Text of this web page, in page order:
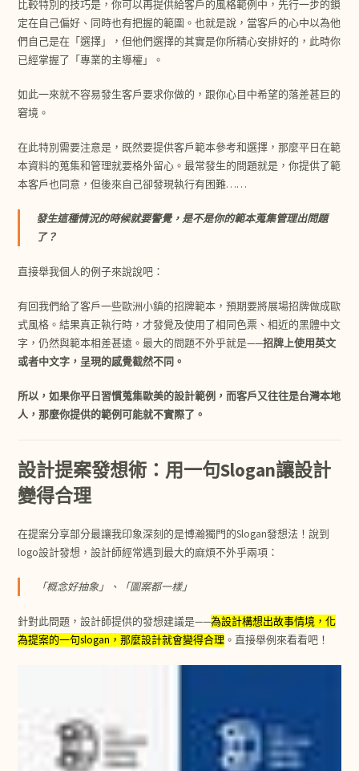
比較特別的技巧是，你可以再提供給客戶的風格範例中，先行一步的鎖
定在自己偏好、同時也有把握的範圍。也就是說，當客戶的心中以為他
們自己是在「選擇」，但他們選擇的其實是你所精心安排好的，此時你
已經掌握了「專業的主導權」。
如此一來就不容易發生客戶要求你做的，跟你心目中希望的落差甚巨的
窘境。
在此特別需要注意是，既然要提供客戶範本參考和選擇，那麼平日在範
本資料的蒐集和管理就要格外留心。最常發生的問題就是，你提供了範
本客戶也同意，但後來自己卻發現執行有困難……
發生這種情況的時候就要警覺，是不是你的範本蒐集管理出問題
了？
直接舉我個人的例子來說說吧：
有回我們給了客戶一些歐洲小鎮的招牌範本，預期要將展場招牌做成歐
式風格。結果真正執行時，才發覺及使用了相同色票、相近的黑體中文
字，仍然與範本相差甚遠。最大的問題不外乎就是——招牌上使用英文
或者中文字，呈現的感覺截然不同。
所以，如果你平日習慣蒐集歐美的設計範例，而客戶又往往是台灣本地
人，那麼你提供的範例可能就不實際了。
設計提案發想術：用一句Slogan讓設計
變得合理
在提案分享部分最讓我印象深刻的是博瀚獨門的Slogan發想法！說到
logo設計發想，設計師經常遇到最大的麻煩不外乎兩項：
「概念好抽象」、「圖案都一樣」
針對此問題，設計師提供的發想建議是——為設計構想出故事情境，化
為提案的一句slogan，那麼設計就會變得合理 。直接舉例來看看吧！